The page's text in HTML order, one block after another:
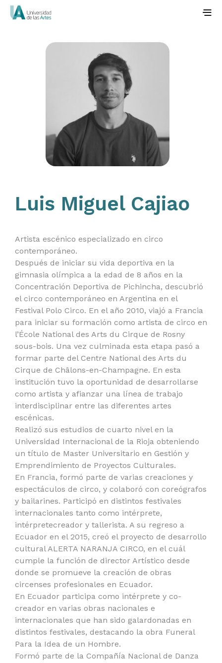
Luis Miguel Cajiao
Artista escénico especializado en circo
contemporáneo.
Después de iniciar su vida deportiva en la
gimnasia olímpica a la edad de 8 años en la
Concentración Deportiva de Pichincha, descubrió
el circo contemporáneo en Argentina en el
Festival Polo Circo. En el año 2010, viajó a Francia
para iniciar su formación como artista de circo en
l’École National des Arts du Cirque de Rosny
sous-bois. Una vez culminada esta etapa pasó a
formar parte del Centre National des Arts du
Cirque de Châlons-en-Champagne. En esta
institución tuvo la oportunidad de desarrollarse
como artista y afianzar una línea de trabajo
interdisciplinar entre las diferentes artes
escénicas.
Realizó sus estudios de cuarto nivel en la
Universidad Internacional de la Rioja obteniendo
un título de Master Universitario en Gestión y
Emprendimiento de Proyectos Culturales.
En Francia, formó parte de varias creaciones y
espectáculos de circo, y colaboró con coreógrafos
y bailarines. Participó en distintos festivales
internacionales tanto como intérprete,
intérpretecreador y tallerista. A su regreso a
Ecuador en el 2015, creó el proyecto de desarrollo
cultural ALERTA NARANJA CIRCO, en el cuál
cumple la función de director Artístico desde
donde se promueve la creación de obras
circenses profesionales en Ecuador.
En Ecuador participa como intérprete y co-
creador en varias obras nacionales e
internacionales que han sido galardonadas en
distintos festivales, destacando la obra Funeral
Para la Idea de un Hombre.
Formó parte de la Compañía Nacional de Danza